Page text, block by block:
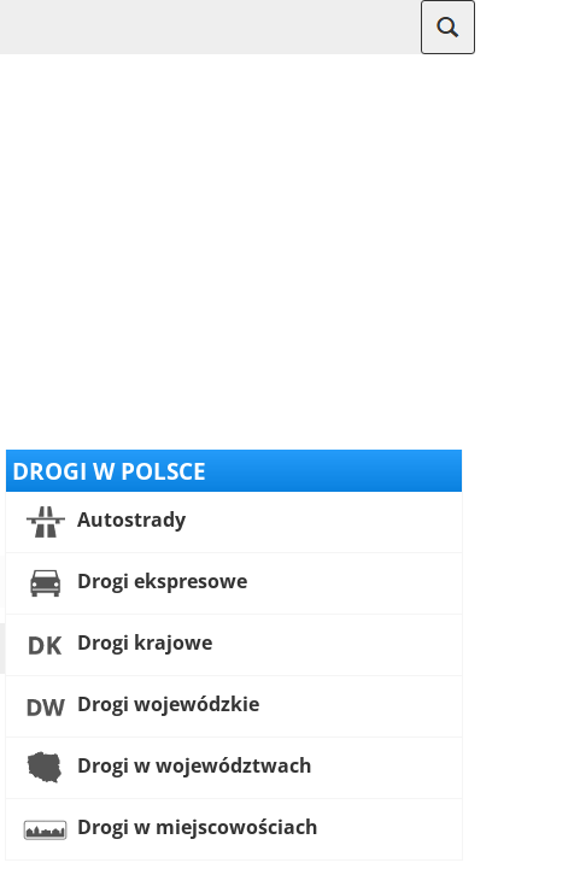
DROGI W POLSCE
Autostrady
Drogi ekspresowe
Drogi krajowe
Drogi wojewódzkie
Drogi w województwach
Drogi w miejscowościach